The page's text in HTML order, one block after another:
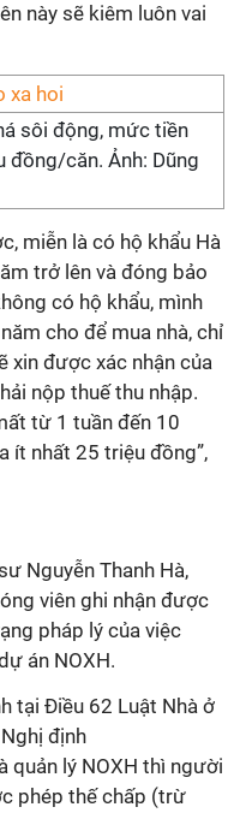
này sẽ kiêm luôn vai
sôi động, mức tiền
đồng/căn. Ảnh: Dũng
miễn là có hộ khẩu Hà
trở lên và đóng bảo
có hộ khẩu, mình
cho để mua nhà, chỉ
xin được xác nhận của
nộp thuế thu nhập.
từ 1 tuần đến 10
ít nhất 25 triệu đồng”,
Nguyễn Thanh Hà,
viên ghi nhận được
pháp lý của việc
án NOXH.
tại Điều 62 Luật Nhà ở
định
quản lý NOXH thì người
phép thế chấp (trừ